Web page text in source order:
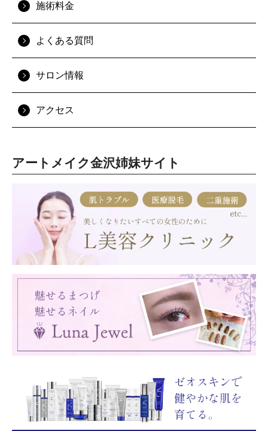
施術料金
よくある質問
サロン情報
アクセス
アートメイク金沢姉妹サイト